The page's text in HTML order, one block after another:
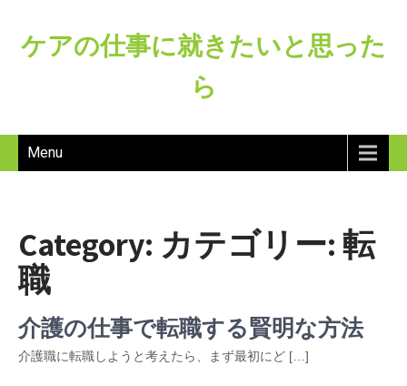
ケアの仕事に就きたいと思った
ら
Menu
Category: カテゴリー:転
職
介護の仕事で転職する賢明な方法
介護職に転職しようと考えたら、まず最初にど […]